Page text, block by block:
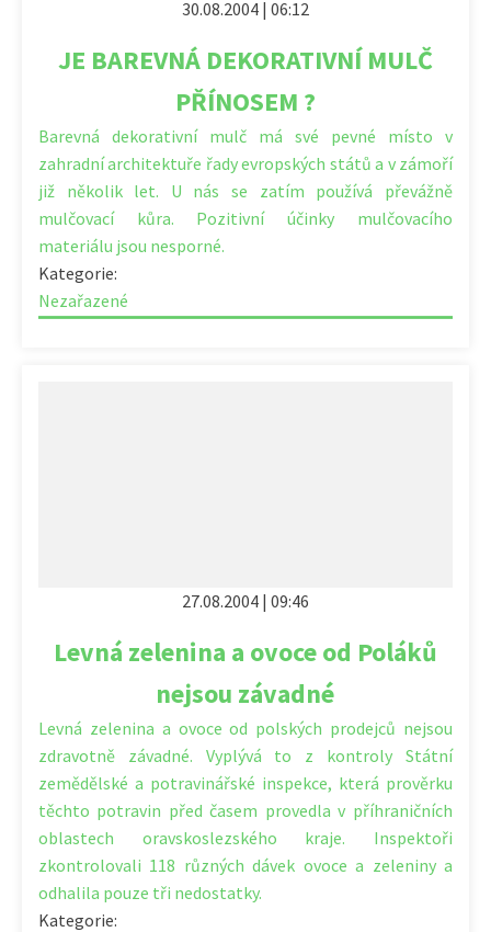
30.08.2004 | 06:12
JE BAREVNÁ DEKORATIVNÍ MULČ
PŘÍNOSEM ?
Barevná dekorativní mulč má své pevné místo v
zahradní architektuře řady evropských států a v zámoří
již několik let. U nás se zatím používá převážně
mulčovací kůra. Pozitivní účinky mulčovacího
materiálu jsou nesporné.
Kategorie:
Nezařazené
27.08.2004 | 09:46
Levná zelenina a ovoce od Poláků
nejsou závadné
Levná zelenina a ovoce od polských prodejců nejsou
zdravotně závadné. Vyplývá to z kontroly Státní
zemědělské a potravinářské inspekce, která prověrku
těchto potravin před časem provedla v příhraničních
oblastech oravskoslezského kraje. Inspektoři
zkontrolovali 118 různých dávek ovoce a zeleniny a
odhalila pouze tři nedostatky.
Kategorie: